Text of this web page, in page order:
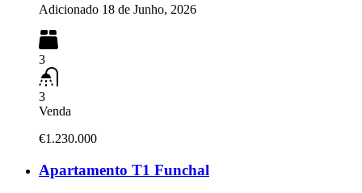
Adicionado 18 de Junho, 2026
3
3
Venda
€1.230.000
Apartamento T1 Funchal